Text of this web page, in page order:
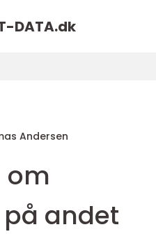
DATA.dk
Andersen
om
andet